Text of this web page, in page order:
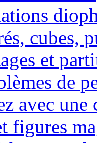
cubes,
et
de
avec une
figures